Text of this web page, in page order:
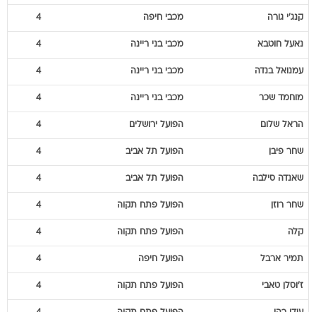
קנג'י גורה מכבי חיפה 4
נאעל חוטבא מכבי בני ריינה 4
עמנואל בנדה מכבי בני ריינה 4
מוחמד שכר מכבי בני ריינה 4
הראל שלום הפועל ירושלים 4
שחר פיבן הפועל תל אביב 4
שאנדה סילבה הפועל תל אביב 4
שחר רוזן הפועל פתח תקוה 4
קלה הפועל פתח תקוה 4
תמיר ארבל הפועל חיפה 4
ז'וסלן טאבי הפועל פתח תקוה 4